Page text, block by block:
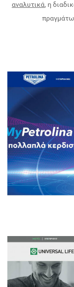
αναλυτικά, η